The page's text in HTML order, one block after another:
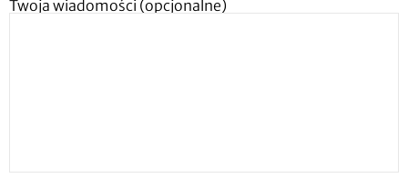
Twoja wiadomości (opcjonalne)